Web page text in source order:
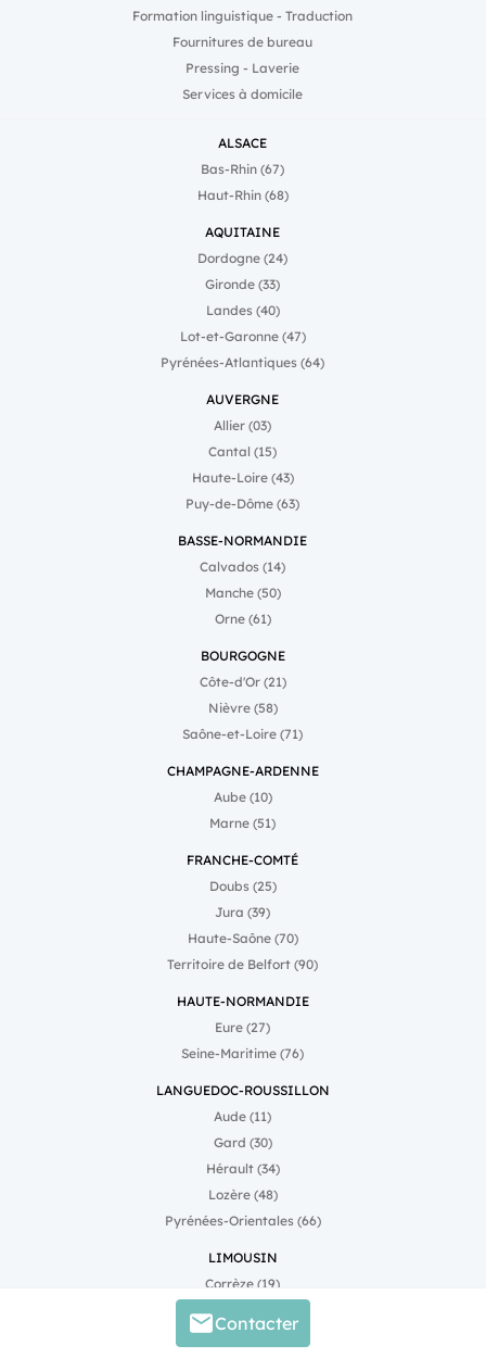
Formation linguistique - Traduction
Fournitures de bureau
Pressing - Laverie
Services à domicile
ALSACE
Bas-Rhin (67)
Haut-Rhin (68)
AQUITAINE
Dordogne (24)
Gironde (33)
Landes (40)
Lot-et-Garonne (47)
Pyrénées-Atlantiques (64)
AUVERGNE
Allier (03)
Cantal (15)
Haute-Loire (43)
Puy-de-Dôme (63)
BASSE-NORMANDIE
Calvados (14)
Manche (50)
Orne (61)
BOURGOGNE
Côte-d'Or (21)
Nièvre (58)
Saône-et-Loire (71)
CHAMPAGNE-ARDENNE
Aube (10)
Marne (51)
FRANCHE-COMTÉ
Doubs (25)
Jura (39)
Haute-Saône (70)
Territoire de Belfort (90)
HAUTE-NORMANDIE
Eure (27)
Seine-Maritime (76)
LANGUEDOC-ROUSSILLON
Aude (11)
Gard (30)
Hérault (34)
Lozère (48)
Pyrénées-Orientales (66)
LIMOUSIN
Corrèze (19)
Creuse (23)
Haute-Vienne (87)
Contacter